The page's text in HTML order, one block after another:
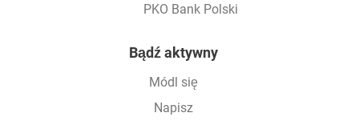
PKO Bank Polski
Bądź aktywny
Módl się
Napisz